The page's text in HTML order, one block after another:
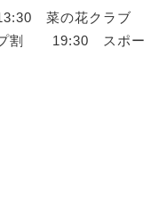
菜の花クラブ
プ割 19:30 スポー